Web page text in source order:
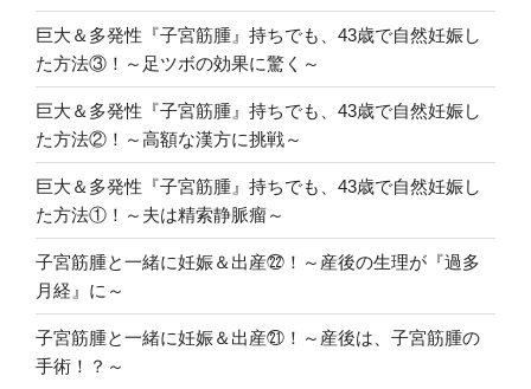
一
緒
に
妊
娠
＆
出
①！
～
高
齢
＆
巨大＆多発性『子宮筋腫』持ちでも、43歳で自然妊娠し
た方法③！～足ツボの効果に驚く～
巨大＆多発性『子宮筋腫』持ちでも、43歳で自然妊娠し
た方法②！～高額な漢方に挑戦～
巨大＆多発性『子宮筋腫』持ちでも、43歳で自然妊娠し
た方法①！～夫は精索静脈瘤～
子宮筋腫と一緒に妊娠＆出産㉒！～産後の生理が『過多
月経』に～
子宮筋腫と一緒に妊娠＆出産㉑！～産後は、子宮筋腫の
手術！？～